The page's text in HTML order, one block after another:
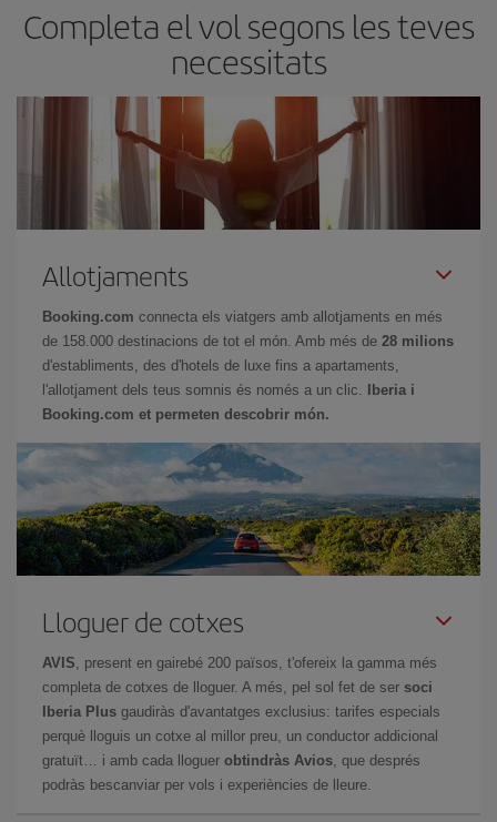
Completa el vol segons les teves
necessitats
Allotjaments
Booking.com connecta els viatgers amb allotjaments en més
de 158.000 destinacions de tot el món. Amb més de 28 milions
d'establiments, des d'hotels de luxe fins a apartaments,
l'allotjament dels teus somnis és només a un clic.
Iberia i
Booking.com et permeten descobrir món.
Lloguer de cotxes
AVIS , present en gairebé 200 països, t'ofereix la gamma més
completa de cotxes de lloguer. A més, pel sol fet de ser soci
Iberia Plus gaudiràs d'avantatges exclusius: tarifes especials
perquè lloguis un cotxe al millor preu, un conductor addicional
gratuït… i amb cada lloguer obtindràs Avios , que després
podràs bescanviar per vols i experiències de lleure.